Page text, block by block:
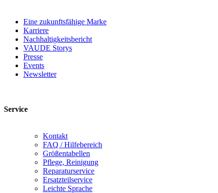
Eine zukunftsfähige Marke
Karriere
Nachhaltigkeitsbericht
VAUDE Storys
Presse
Events
Newsletter
Service
Kontakt
FAQ / Hilfebereich
Größentabellen
Pflege, Reinigung
Reparaturservice
Ersatzteilservice
Leichte Sprache